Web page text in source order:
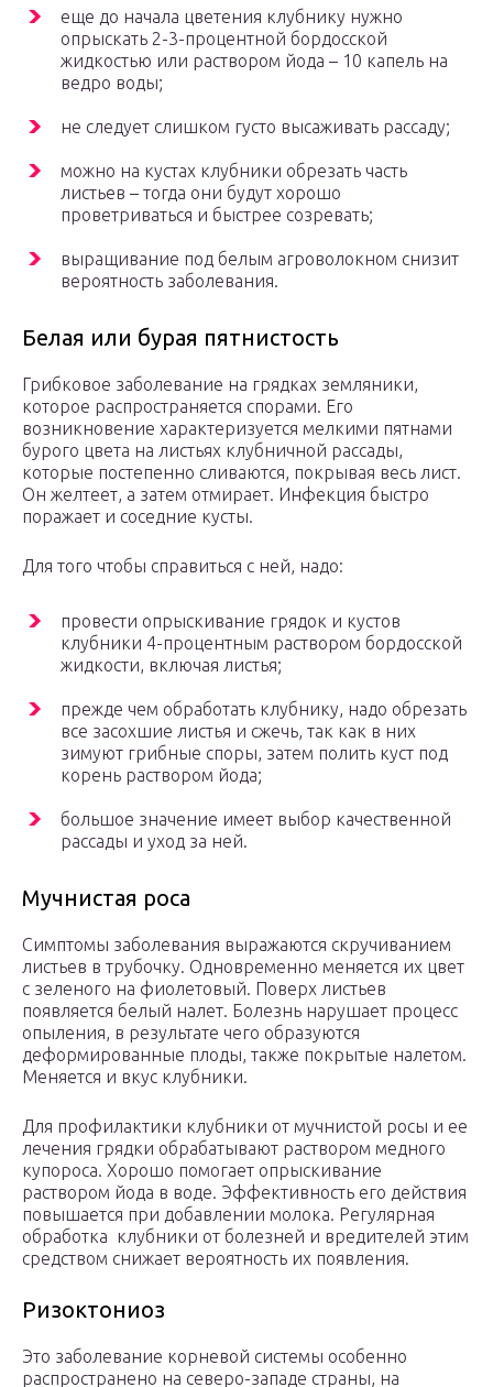
еще до начала цветения клубнику нужно
опрыскать 2-3-процентной бордосской
жидкостью или раствором йода – 10 капель на
ведро воды;
не следует слишком густо высаживать рассаду;
можно на кустах клубники обрезать часть
листьев – тогда они будут хорошо
проветриваться и быстрее созревать;
выращивание под белым агроволокном снизит
вероятность заболевания.
Белая или бурая пятнистость
Грибковое заболевание на грядках земляники,
которое распространяется спорами. Его
возникновение характеризуется мелкими пятнами
бурого цвета на листьях клубничной рассады,
которые постепенно сливаются, покрывая весь лист.
Он желтеет, а затем отмирает. Инфекция быстро
поражает и соседние кусты.
Для того чтобы справиться с ней, надо:
провести опрыскивание грядок и кустов
клубники 4-процентным раствором бордосской
жидкости, включая листья;
прежде чем обработать клубнику, надо обрезать
все засохшие листья и сжечь, так как в них
зимуют грибные споры, затем полить куст под
корень раствором йода;
большое значение имеет выбор качественной
рассады и уход за ней.
Мучнистая роса
Симптомы заболевания выражаются скручиванием
листьев в трубочку. Одновременно меняется их цвет
с зеленого на фиолетовый. Поверх листьев
появляется белый налет. Болезнь нарушает процесс
опыления, в результате чего образуются
деформированные плоды, также покрытые налетом.
Меняется и вкус клубники.
Для профилактики клубники от мучнистой росы и ее
лечения грядки обрабатывают раствором медного
купороса. Хорошо помогает опрыскивание
раствором йода в воде. Эффективность его действия
повышается при добавлении молока. Регулярная
обработка клубники от болезней и вредителей этим
средством снижает вероятность их появления.
Ризоктониоз
Это заболевание корневой системы особенно
распространено на северо-западе страны, на